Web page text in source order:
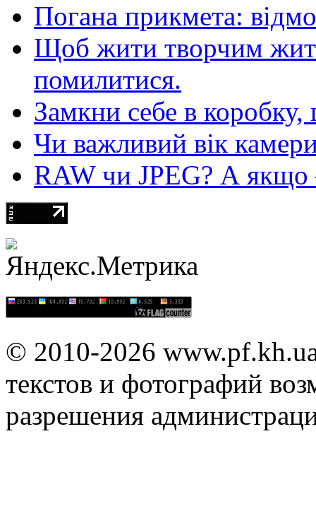
Погана прикмета:
Щоб жити творчим
помилитися.
Замкни себе в
Чи важливий вік
RAW чи JPEG? А якщо
© 2010-2026
текстов и фотографий
разрешения